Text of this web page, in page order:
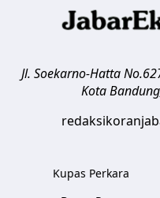
Jl. Soekarno-Hatta
Kota Bandung
Kupas Perkara